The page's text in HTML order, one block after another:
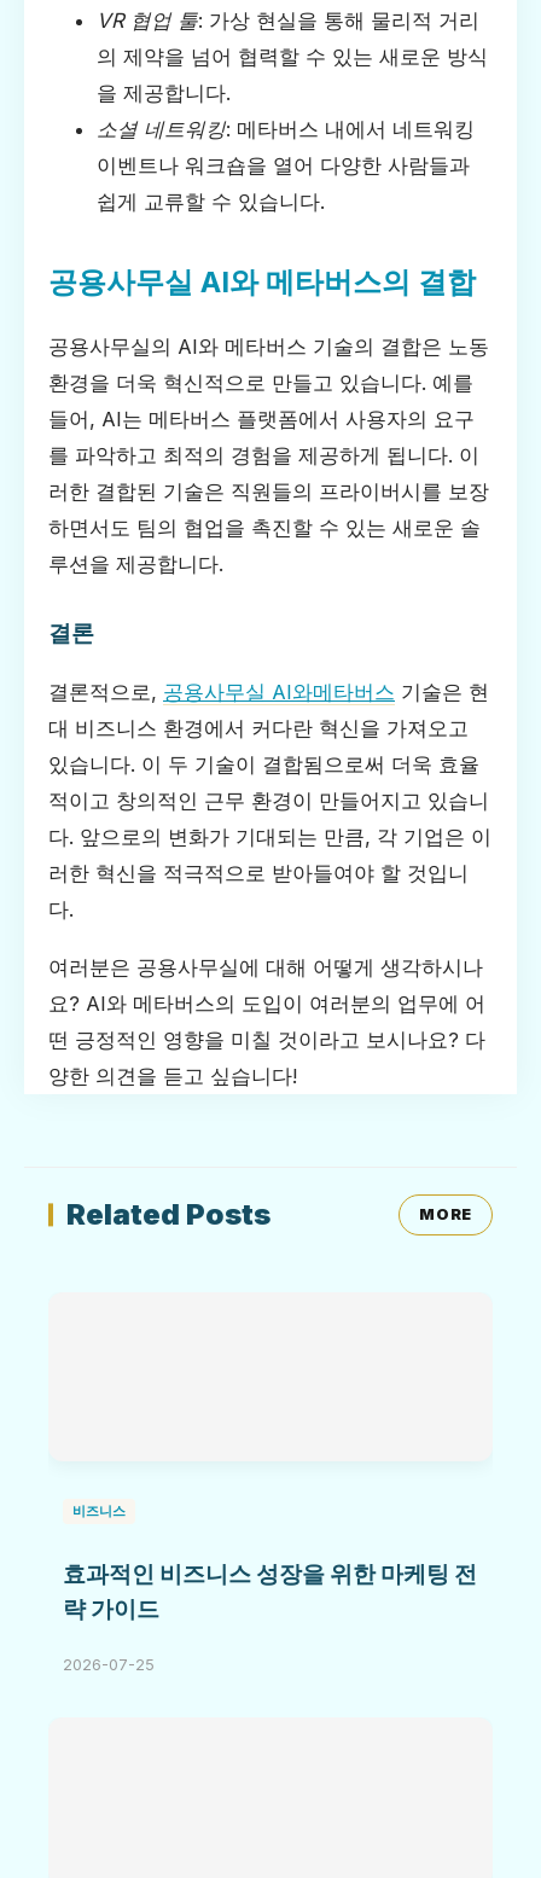
VR 협업 툴: 가상 현실을 통해 물리적 거리
의 제약을 넘어 협력할 수 있는 새로운 방식
을 제공합니다.
소셜 네트워킹: 메타버스 내에서 네트워킹
이벤트나 워크숍을 열어 다양한 사람들과
쉽게 교류할 수 있습니다.
공용사무실 AI와 메타버스의 결합
공용사무실의 AI와 메타버스 기술의 결합은 노동
환경을 더욱 혁신적으로 만들고 있습니다. 예를
들어, AI는 메타버스 플랫폼에서 사용자의 요구
를 파악하고 최적의 경험을 제공하게 됩니다. 이
러한 결합된 기술은 직원들의 프라이버시를 보장
하면서도 팀의 협업을 촉진할 수 있는 새로운 솔
루션을 제공합니다.
결론
결론적으로, 공용사무실 AI와메타버스 기술은 현
대 비즈니스 환경에서 커다란 혁신을 가져오고
있습니다. 이 두 기술이 결합됨으로써 더욱 효율
적이고 창의적인 근무 환경이 만들어지고 있습니
다. 앞으로의 변화가 기대되는 만큼, 각 기업은 이
러한 혁신을 적극적으로 받아들여야 할 것입니
다.
여러분은 공용사무실에 대해 어떻게 생각하시나
요? AI와 메타버스의 도입이 여러분의 업무에 어
떤 긍정적인 영향을 미칠 것이라고 보시나요? 다
양한 의견을 듣고 싶습니다!
Related Posts MORE
비즈니스
효과적인 비즈니스 성장을 위한 마케팅 전
략 가이드
2026-07-25